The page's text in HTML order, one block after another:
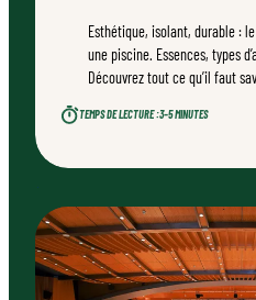
Esthétique, isolant, durable :
une piscine. Essences, types
Découvrez tout ce qu’il faut
TEMPS DE LECTURE :3–5 MINUTES